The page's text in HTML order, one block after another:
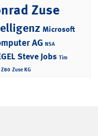
Zuse
Microsoft
AG NSA
Steve Jobs Tim
Zuse KG